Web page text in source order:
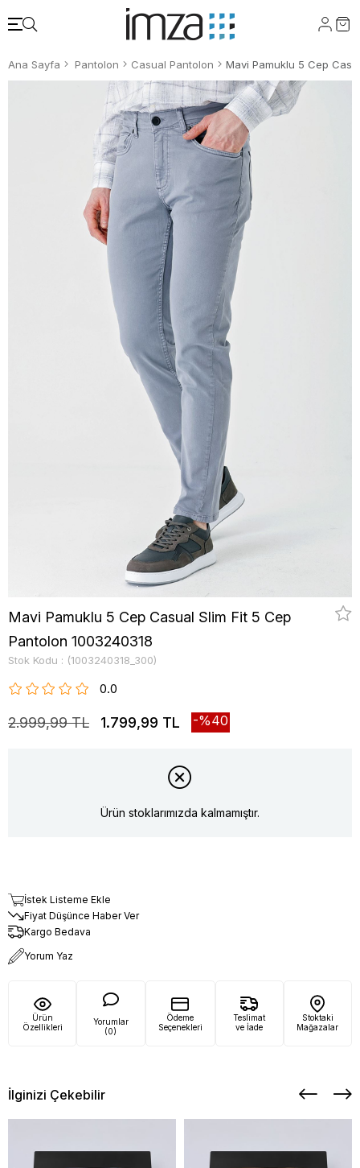
Ana Sayfa Pantolon Casual Pantolon
Mavi Pamuklu 5 Cep Casual Slim Fit 5 Cep
Pantolon 1003240318
Stok Kodu (1003240318_300)
0.0
2.999,99 TL 1.799,99 TL 40
Ürün stoklarımızda kalmamıştır.
İstek Listeme Ekle
Fiyat Düşünce Haber Ver
Kargo Bedava
Yorum Yaz
Ürün
Özellikleri
Yorumlar
(0)
Ödeme
Seçenekleri
Teslimat
ve İade
Stoktaki
Mağazalar
İlginizi Çekebilir